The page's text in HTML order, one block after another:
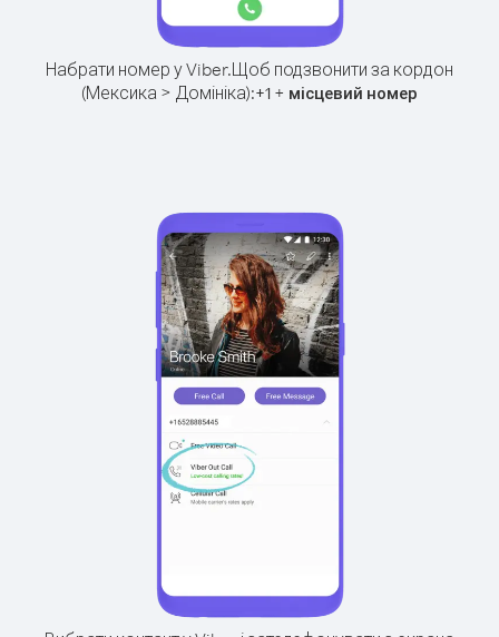
Набрати номер у Viber.Щоб подзвонити за кордон
(Мексика > Домініка):+1 + місцевий номер